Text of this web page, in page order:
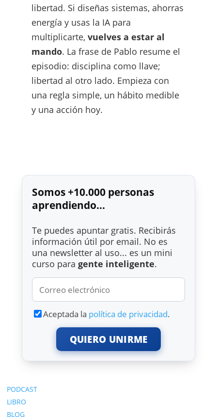
libertad. Si diseñas sistemas, ahorras
energía y usas la IA para
multiplicarte, vuelves a estar al
mando. La frase de Pablo resume el
episodio: disciplina como llave;
libertad al otro lado. Empieza con
una regla simple, un hábito medible
y una acción hoy.
Somos +10.000 personas
aprendiendo...
Te puedes apuntar gratis. Recibirás
información útil por email. No es
una newsletter al uso... es un mini
curso para gente inteligente.
Aceptada la política de privacidad.
QUIERO UNIRME
PODCAST
LIBRO
BLOG